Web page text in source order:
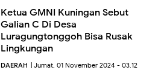
Ketua GMNI Kuningan Sebut
Galian C Di Desa
Luragungtonggoh Bisa Rusak
Lingkungan
DAERAH | Jumat, 01 November 2024 - 03.12